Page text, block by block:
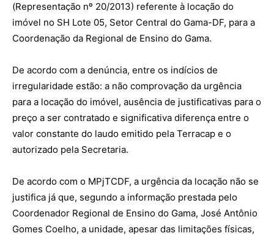
(Representação nº 20/2013) referente à locação do
imóvel no SH Lote 05, Setor Central do Gama-DF, para a
Coordenação da Regional de Ensino do Gama.
De acordo com a denúncia, entre os indícios de
irregularidade estão: a não comprovação da urgência
para a locação do imóvel, ausência de justificativas para o
preço a ser contratado e significativa diferença entre o
valor constante do laudo emitido pela Terracap e o
autorizado pela Secretaria.
De acordo com o MPjTCDF, a urgência da locação não se
justifica já que, segundo a informação prestada pelo
Coordenador Regional de Ensino do Gama, José Antônio
Gomes Coelho, a unidade, apesar das limitações físicas,